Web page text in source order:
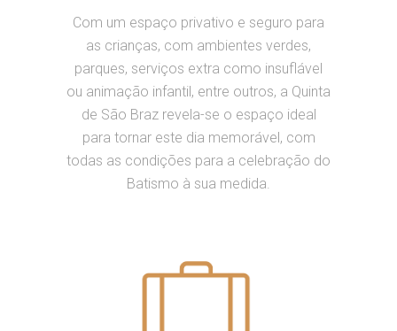
Com um espaço privativo e seguro para
as crianças, com ambientes verdes,
parques, serviços extra como insuflável
ou animação infantil, entre outros, a Quinta
de São Braz revela-se o espaço ideal
para tornar este dia memorável, com
todas as condições para a celebração do
Batismo à sua medida.